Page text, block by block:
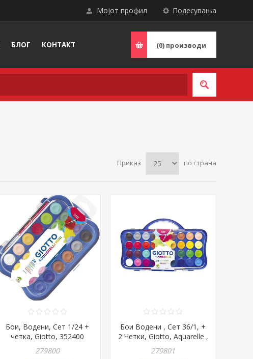
Подесувања
Мојот профил
БЛОГ КОНТАКТ (0) производи
Приказ по страна
Бои, Водени, Сет 1/24 +
четка, Giotto, 352400
279800
Бои Водени , Сет 36/1, +
2 Четки, Giotto, Aquarelle ,
353600
279801